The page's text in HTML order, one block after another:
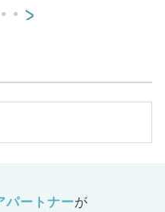
>
パートナーが